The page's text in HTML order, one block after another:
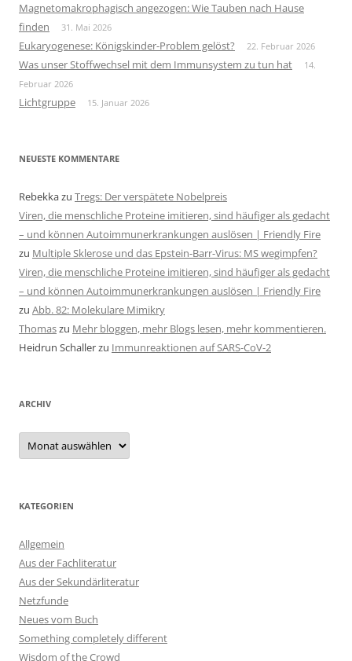
Magnetomakrophagisch angezogen: Wie Tauben nach Hause
finden
31. Mai 2026
Eukaryogenese: Königskinder-Problem gelöst? 22. Februar 2026
Was unser Stoffwechsel mit dem Immunsystem zu tun hat
14.
Februar 2026
Lichtgruppe 15. Januar 2026
NEUESTE KOMMENTARE
Rebekkazu Tregs: Der verspätete Nobelpreis
Viren, die menschliche Proteine imitieren, sind häufiger als gedacht
– und können Autoimmunerkrankungen auslösen | Friendly Fire
zu Multiple Sklerose und das Epstein-Barr-Virus: MS wegimpfen?
Viren, die menschliche Proteine imitieren, sind häufiger als gedacht
– und können Autoimmunerkrankungen auslösen | Friendly Fire
zu Abb. 82: Molekulare Mimikry
Thomaszu Mehr bloggen, mehr Blogs lesen, mehr kommentieren.
Heidrun Schallerzu Immunreaktionen auf SARS-CoV-2
ARCHIV
Archiv
KATEGORIEN
Allgemein
Aus der Fachliteratur
Aus der Sekundärliteratur
Netzfunde
Neues vom Buch
Something completely different
Wisdom of the Crowd